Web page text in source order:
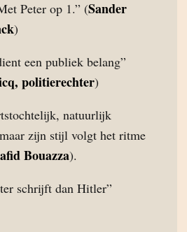
Peter op 1.” (Sander
)
een publiek belang”
politierechter)
natuurlijk
zijn stijl volgt het ritme
Bouazza).
schrijft dan Hitler”